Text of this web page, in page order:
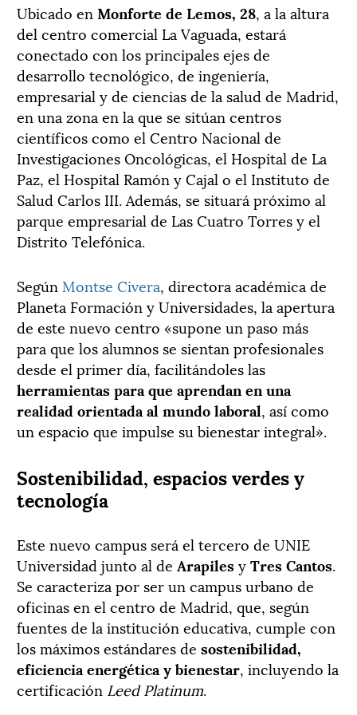
Ubicado en Monforte de Lemos, 28, a la altura
del centro comercial La Vaguada, estará
conectado con los principales ejes de
desarrollo tecnológico, de ingeniería,
empresarial y de ciencias de la salud de Madrid,
en una zona en la que se sitúan centros
científicos como el Centro Nacional de
Investigaciones Oncológicas, el Hospital de La
Paz, el Hospital Ramón y Cajal o el Instituto de
Salud Carlos III. Además, se situará próximo al
parque empresarial de Las Cuatro Torres y el
Distrito Telefónica.
Según Montse Civera, directora académica de
Planeta Formación y Universidades, la apertura
de este nuevo centro «supone un paso más
para que los alumnos se sientan profesionales
desde el primer día, facilitándoles las
herramientas para que aprendan en una
realidad orientada al mundo laboral, así como
un espacio que impulse su bienestar integral».
Sostenibilidad, espacios verdes y
tecnología
Este nuevo campus será el tercero de UNIE
Universidad junto al de ArapilesyTres Cantos.
Se caracteriza por ser un campus urbano de
oficinas en el centro de Madrid, que, según
fuentes de la institución educativa, cumple con
los máximos estándares de sostenibilidad,
eficiencia energética y bienestar, incluyendo la
certificación Leed Platinum.